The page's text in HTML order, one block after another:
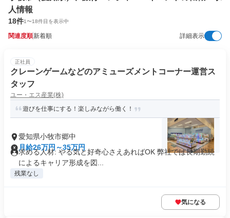
人情報
18件1〜18件目を表示中
関連度順新着順 詳細表示
正社員
クレーンゲームなどのアミューズメントコーナー運営ス
タッフ
ユー・エス産業(株)
遊びを仕事にする！楽しみながら働く！
愛知県小牧市郷中
月給26万円～35万円
求める人材: やる気と好奇心さえあればOK 弊社では長期勤続
によるキャリア形成を図...
残業なし
気になる